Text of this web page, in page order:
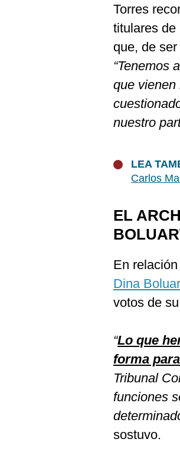
Torres
titulares de
que, de
“Tenemos
que vienen
nuestro
LEA
Carlos
EL
En
Dina
votos de
“Lo que
forma
Tribunal
funciones
sostuvo.